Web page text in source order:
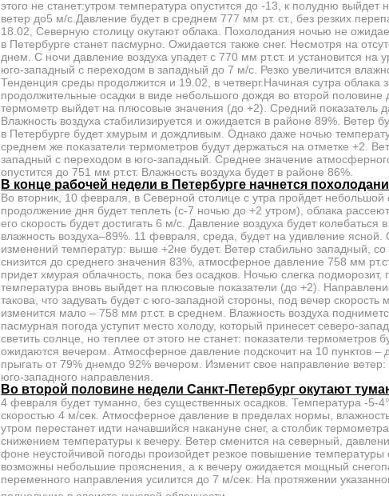
этого не станет:утром температура опустится до -13, к полудню
ветер до5 м/с.Давление будет в среднем 777 мм рт. ст., без резких
18.02, Северную столицу окутают облака. Похолодания ночью не
в Петербурге станет пасмурно. Ожидается также снег. Несмотря на
днем. С ночи давление воздуха упадет с 770 мм рт.ст. и установится на
юго-западный с переходом в западный до 7 м/с. Резко увеличится
Тенденция среды продолжится и 19.02, в четверг.Начиная сутра облака
продолжительные осадки в виде небольшого дождя во второй половине
термометр выйдет на плюсовые значения (до +2). Средний показатель
Влажность воздуха стабилизируется и ожидается в районе 89%. Ветер
в Петербурге будет хмурым и дождливым. Однако даже ночью
среднем же показатели термометров будут держаться на отметке +2.
западный с переходом в юго-западный. Среднее значение
опустится до 751 мм рт.ст. Влажность воздуха будет в районе 86%.
В конце рабочей недели в Петербурге начнется
Во вторник, 10 февраля, в Северной столице с утра пройдет
продолжение дня будет теплеть (с-7 ночью до +2 утром), облака
его скорость будет достигать 6 м/с. Давление воздуха будет колебаться
влажность воздуха–89%. 11 февраля, среда, будет на удивление
изменений температур: выше +2не будет. Ветер стабильно западный,
снизится до среднего значения 83%, атмосферное давление 758 мм
придет хмурая облачность, пока без осадков. Ночью слегка
температура вновь выйдет на плюсовые показатели (до +2).
такова, что задувать будет с юго-западной стороны, под вечер
изменится мало – 758 мм рт.ст. в среднем. Влажность воздуха
пасмурная погода уступит место холоду, который принесет северо-
светить солнце, но теплее от этого не станет: показатели термометров
ожидаются вечером. Атмосферное давление подскочит на 10 пунктов –
прыгать от 79% днемдо 92% вечером. Изменит свое направление
юго-западного направления.
Во второй половине недели Санкт-Петербург окутают
4 февраля будет туманно, без существенных осадков. Температура -5-
скоростью 4 м/сек. Атмосферное давление в пределах нормы,
утром перестанет идти начавшийся накануне снег, а столбик
снижением температуры к вечеру. Ветер сменится на северный,
фоне неустойчивой погоды произойдет резкое повышение
возможны небольшие прояснения, а к вечеру ожидается мощный
переменного направления усилится до 7 м/сек. На протяжении